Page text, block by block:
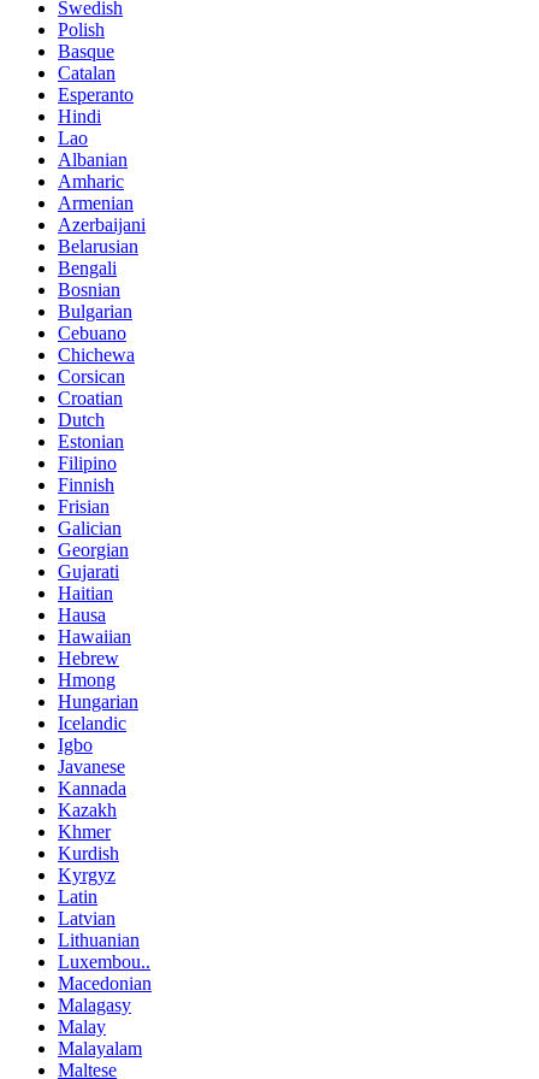
Swedish
Polish
Basque
Catalan
Esperanto
Hindi
Lao
Albanian
Amharic
Armenian
Azerbaijani
Belarusian
Bengali
Bosnian
Bulgarian
Cebuano
Chichewa
Corsican
Croatian
Dutch
Estonian
Filipino
Finnish
Frisian
Galician
Georgian
Gujarati
Haitian
Hausa
Hawaiian
Hebrew
Hmong
Hungarian
Icelandic
Igbo
Javanese
Kannada
Kazakh
Khmer
Kurdish
Kyrgyz
Latin
Latvian
Lithuanian
Luxembou..
Macedonian
Malagasy
Malay
Malayalam
Maltese